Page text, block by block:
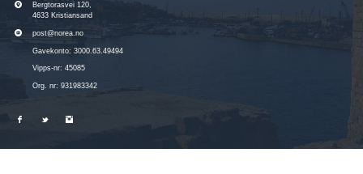
Bergtorasvei 120,
4633 Kristiansand
post@norea.no
Gavekonto: 3000.63.49494
Vipps-nr: 45085
Org. nr: 931983342